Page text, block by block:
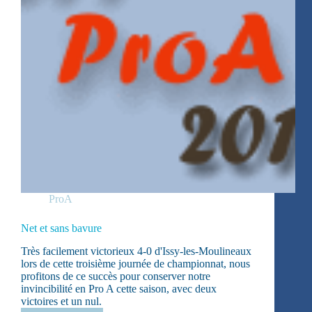
ProA
Net et sans bavure
Très facilement victorieux 4-0 d'Issy-les-Moulineaux
lors de cette troisième journée de championnat, nous
profitons de ce succès pour conserver notre
invincibilité en Pro A cette saison, avec deux
victoires et un nul.